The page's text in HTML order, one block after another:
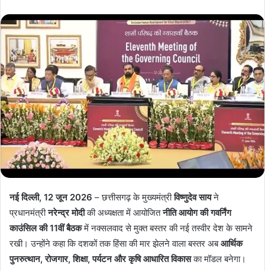
नई दिल्ली, 12 जून 2026 – छत्तीसगढ़ के मुख्यमंत्रीविष्णुदेव सायने
प्रधानमंत्रीनरेन्द्र मोदीकी अध्यक्षता में आयोजितनीति आयोग की गवर्निंग
काउंसिल की 11वीं बैठकमें नक्सलवाद से मुक्त बस्तर की नई तस्वीर देश के सामने
रखी। उन्होंने कहा कि दशकों तक हिंसा की मार झेलने वाला बस्तर अबआर्थिक
पुनरुत्थान, रोजगार, शिक्षा, पर्यटन और कृषि आधारित विकासका मॉडल बनेगा।